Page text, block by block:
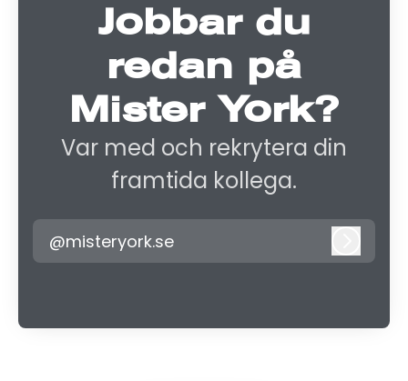
Jobbar du
redan på
Mister York?
Var med och rekrytera din
framtida kollega.
@misteryork.se